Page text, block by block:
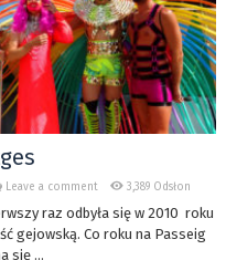
Leave a comment 3,389 Odsłon
raz odbyła się w 2010 roku
gejowską. Co roku na Passeig
się ...